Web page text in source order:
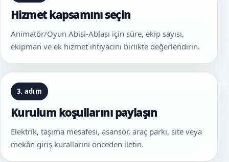
Hizmet kapsamını seçin
Animatör/Oyun Abisi-Ablası için süre, ekip sayısı,
ekipman ve ek hizmet ihtiyacını birlikte değerlendirin.
3. adım
Kurulum koşullarını paylaşın
Elektrik, taşıma mesafesi, asansör, araç parkı, site veya
mekân giriş kurallarını önceden iletin.